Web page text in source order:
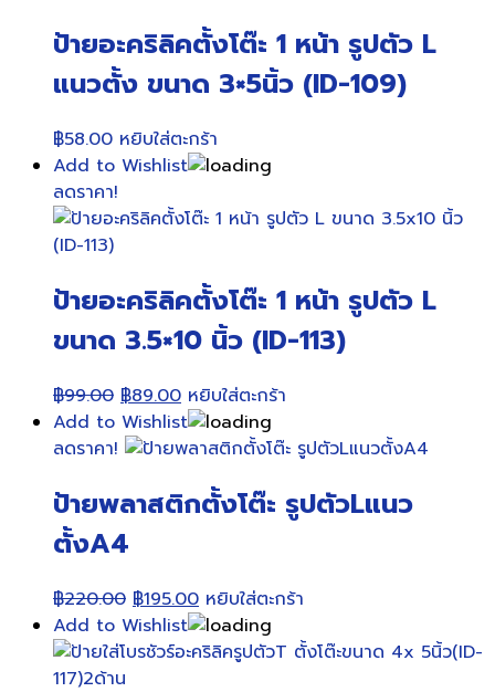
ป้ายอะคริลิคตั้งโต๊ะ 1 หน้า รูปตัว L
แนวตั้ง ขนาด 3×5นิ้ว (ID-109)
฿58.00 หยิบใส่ตะกร้า
Add to Wishlist
ลดราคา!
ป้ายอะคริลิคตั้งโต๊ะ 1 หน้า รูปตัว L
ขนาด 3.5×10 นิ้ว (ID-113)
฿99.00 Original
price
was:
฿89.00Current
price
is:
หยิบใส่ตะกร้า
Add to Wishlist
ลดราคา!
ป้ายพลาสติกตั้งโต๊ะ รูปตัวLแนว
ตั้งA4
฿220.00 Original
price
was:
฿195.00Current
price
is:
หยิบใส่ตะกร้า
Add to Wishlist